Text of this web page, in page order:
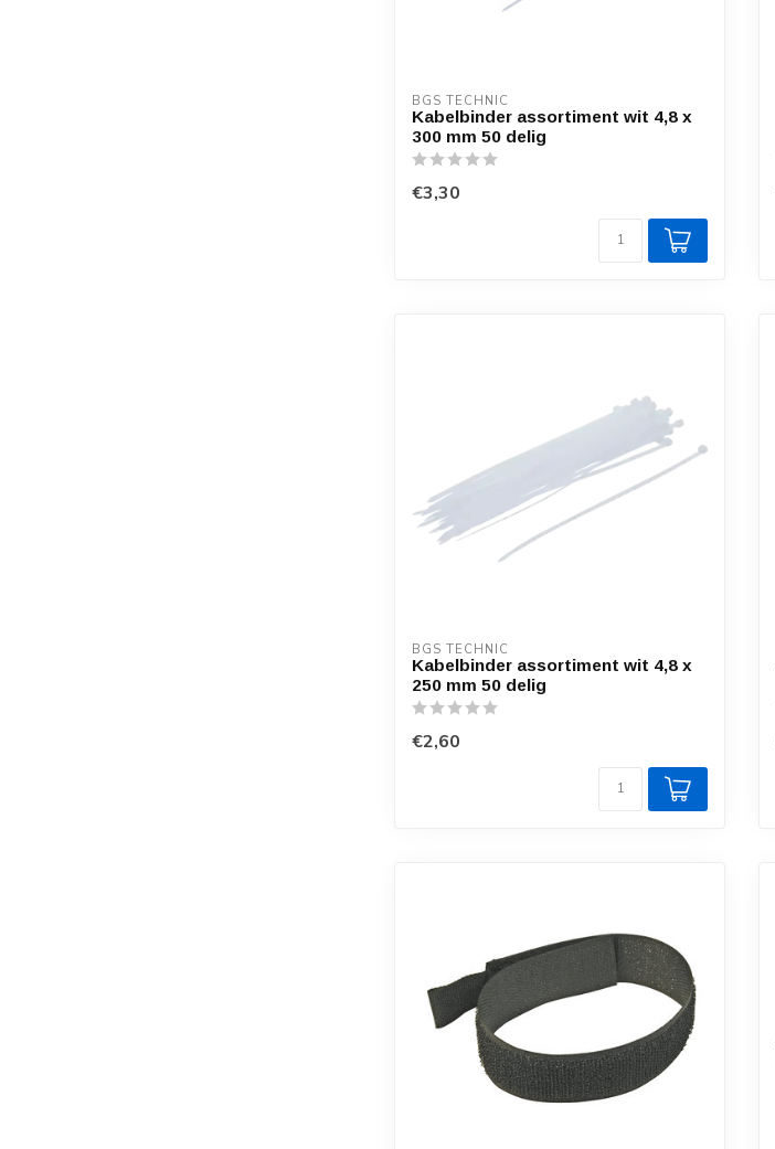
BGS TECHNIC
Kabelbinder assortiment wit 4,8 x
300 mm 50 delig
€3,30
BGS TECHNIC
Kabelbinder assortiment wit 4,8 x
250 mm 50 delig
€2,60